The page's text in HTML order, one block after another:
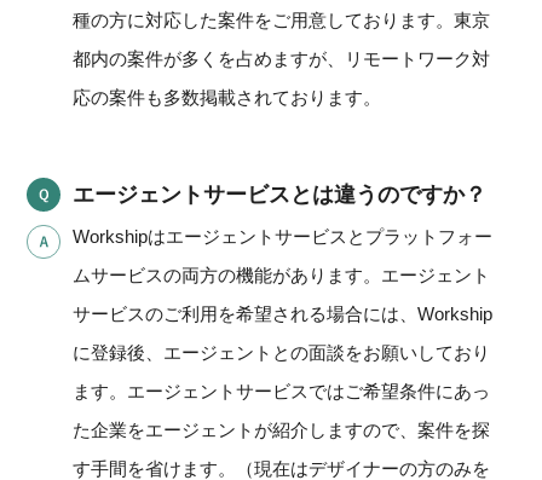
種の方に対応した案件をご用意しております。東京
都内の案件が多くを占めますが、リモートワーク対
応の案件も多数掲載されております。
エージェントサービスとは違うのですか？
Workshipはエージェントサービスとプラットフォー
ムサービスの両方の機能があります。エージェント
サービスのご利用を希望される場合には、Workship
に登録後、エージェントとの面談をお願いしており
ます。エージェントサービスではご希望条件にあっ
た企業をエージェントが紹介しますので、案件を探
す手間を省けます。（現在はデザイナーの方のみを